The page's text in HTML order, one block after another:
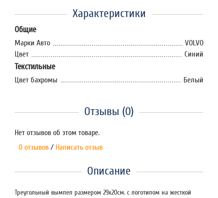
Характеристики
Общие
Марки Авто
VOLVO
Цвет
Синий
Текстильные
Цвет бахромы Белый
Отзывы (0)
Нет отзывов об этом товаре.
0 отзывов / Написать отзыв
Описание
Треугольный вымпел размером 29х20см. с логотипом на жесткой